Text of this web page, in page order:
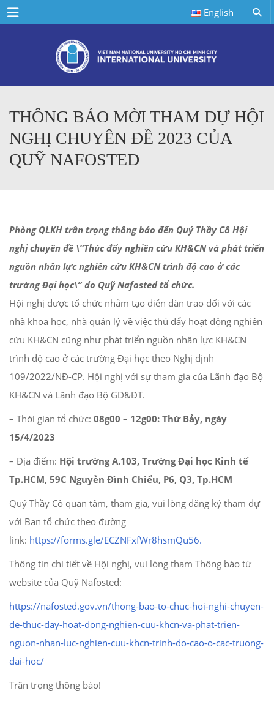
Menu English
THÔNG BÁO MỜI THAM DỰ HỘI
NGHỊ CHUYÊN ĐỀ 2023 CỦA
QUỸ NAFOSTED
Phòng QLKH trân trọng thông báo đến Quý Thầy Cô Hội
nghị chuyên đề \”Thúc đẩy nghiên cứu KH&CN và phát triển
nguồn nhân lực nghiên cứu KH&CN trình độ cao ở các
trường Đại học\” do Quỹ Nafosted tổ chức.
Hội nghị được tổ chức nhằm tạo diễn đàn trao đổi với các
nhà khoa học, nhà quản lý về việc thủ đẩy hoạt động nghiên
cứu KH&CN cũng như phát triển nguồn nhân lực KH&CN
trình độ cao ở các trường Đại học theo Nghị định
109/2022/NĐ-CP. Hội nghị với sự tham gia của Lãnh đạo Bộ
KH&CN và Lãnh đạo Bộ GD&ĐT.
– Thời gian tổ chức: 08g00 – 12g00: Thứ Bảy, ngày
15/4/2023
– Địa điểm: Hội trường A.103, Trường Đại học Kinh tế
Tp.HCM, 59C Nguyễn Đình Chiểu, P6, Q3, Tp.HCM
Quý Thầy Cô quan tâm, tham gia, vui lòng đăng ký tham dự
với Ban tổ chức theo đường
link: https://forms.gle/ECZNFxfWr8hsmQu56.
Thông tin chi tiết về Hội nghị, vui lòng tham Thông báo từ
website của Quỹ Nafosted:
https://nafosted.gov.vn/thong-bao-to-chuc-hoi-nghi-chuyen-
de-thuc-day-hoat-dong-nghien-cuu-khcn-va-phat-trien-
nguon-nhan-luc-nghien-cuu-khcn-trinh-do-cao-o-cac-truong-
dai-hoc/
Trân trọng thông báo!